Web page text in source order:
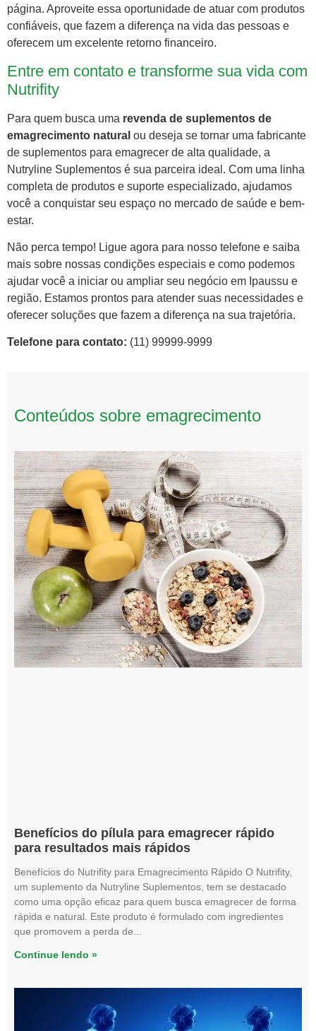
página. Aproveite essa oportunidade de atuar com produtos
confiáveis, que fazem a diferença na vida das pessoas e
oferecem um excelente retorno financeiro.
Entre em contato e transforme sua vida com
Nutrifity
Para quem busca uma revenda de suplementos de
emagrecimento natural ou deseja se tornar uma fabricante
de suplementos para emagrecer de alta qualidade, a
Nutryline Suplementos é sua parceira ideal. Com uma linha
completa de produtos e suporte especializado, ajudamos
você a conquistar seu espaço no mercado de saúde e bem-
estar.
Não perca tempo! Ligue agora para nosso telefone e saiba
mais sobre nossas condições especiais e como podemos
ajudar você a iniciar ou ampliar seu negócio em Ipaussu e
região. Estamos prontos para atender suas necessidades e
oferecer soluções que fazem a diferença na sua trajetória.
Telefone para contato: (11) 99999-9999
Conteúdos sobre emagrecimento
Benefícios do pílula para emagrecer rápido
para resultados mais rápidos
Benefícios do Nutrifity para Emagrecimento Rápido O Nutrifity,
um suplemento da Nutryline Suplementos, tem se destacado
como uma opção eficaz para quem busca emagrecer de forma
rápida e natural. Este produto é formulado com ingredientes
que promovem a perda de
Continue lendo »